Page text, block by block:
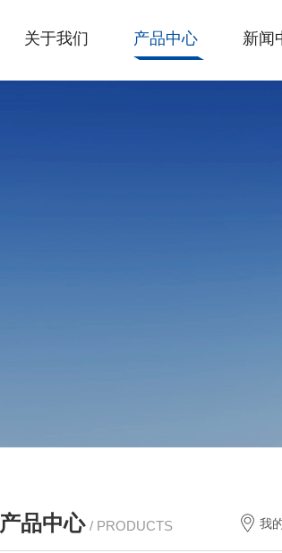
关于我们 产品中心 新闻
产品中心 / PRODUCTS 我